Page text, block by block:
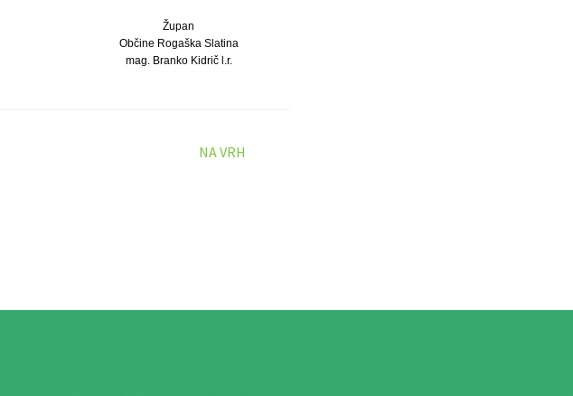
Župan
Občine Rogaška Slatina
mag. Branko Kidrič l.r.
NA VRH